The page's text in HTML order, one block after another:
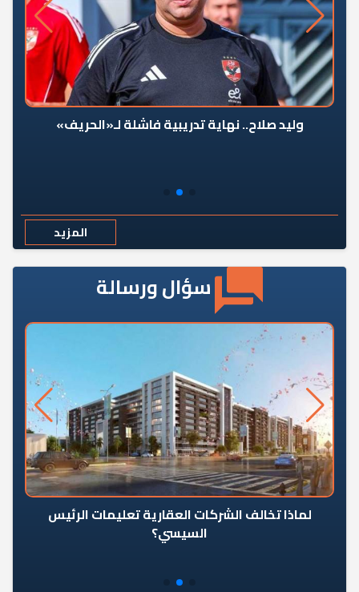
وليد صلاح.. نهاية تدريبية فاشلة لـ«الحريف»
المزيد
سؤال ورسالة
لماذا تخالف الشركات العقارية تعليمات الرئيس
السيسي؟